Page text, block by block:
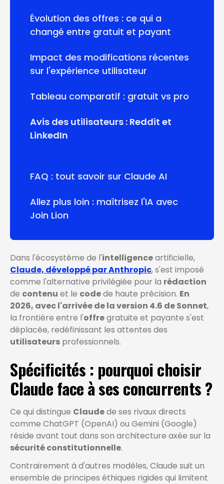
Évolution des offres : ce qui a
changé entre gratuit et payant
Impact des modifications récentes
sur l'expérience utilisateur
Tableau comparatif : gratuit vs pro
Avis des utilisateurs : Reddit et
LinkedIn
FAQ : tout savoir sur Claude AI
Allez plus loin : maîtrisez l'IA avec
Join Lion
Dans l'écosystème de l'intelligenceartificielle,
Claude, développé par Anthropic, s'est imposé
comme l'alternative privilégiée pour la rédaction
de contenu et le codede haute précision. En
2026, avec l'arrivée de la version 4.6 de Sonnet,
la frontière entre l'offregratuite et payante s'est
déplacée, redéfinissant les attentes des
utilisateurs professionnels.
Spécificités : pourquoi choisir
Claude face à ses concurrents ?
Ce qui distingue Claudede ses rivaux directs
comme ChatGPT (OpenAI) ou Gemini (Google)
réside avant tout dans son architecture axée sur la
sécurité constitutionnelle.
Contrairement à d'autres modèles, Claude suit un
ensemble de principes éthiques rigides qui limitent